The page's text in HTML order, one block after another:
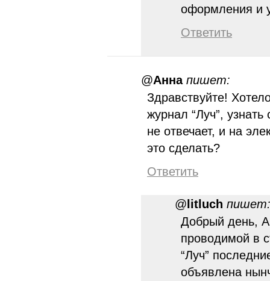
оформления и
Ответить
@Анна пишет:
Здравствуйте!
журнал “Луч”,
не отвечает, и на
это сделать?
Ответить
@ litluch пишет:
Добрый день,
проводимой в
“Луч”
объявлена